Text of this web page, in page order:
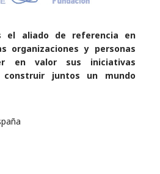
el aliado de referencia en
organizaciones y personas
en valor sus iniciativas
construir juntos un mundo